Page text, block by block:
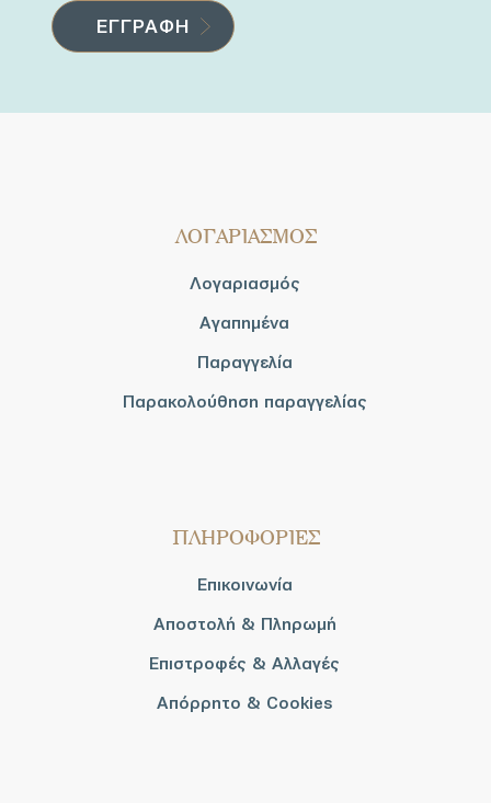
ΛΟΓΑΡΙΑΣΜΟΣ
Λογαριασμός
Αγαπημένα
Παραγγελία
Παρακολούθηση παραγγελίας
ΠΛΗΡΟΦΟΡΙΕΣ
Επικοινωνία
Αποστολή & Πληρωμή
Επιστροφές & Αλλαγές
Απόρρητο & Cookies